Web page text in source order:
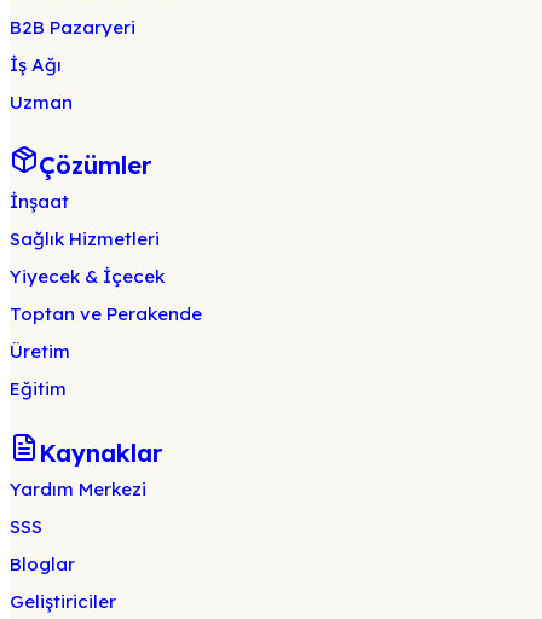
B2B Pazaryeri
İş Ağı
Uzman
Çözümler
İnşaat
Sağlık Hizmetleri
Yiyecek & İçecek
Toptan ve Perakende
Üretim
Eğitim
Kaynaklar
Yardım Merkezi
SSS
Bloglar
Geliştiriciler